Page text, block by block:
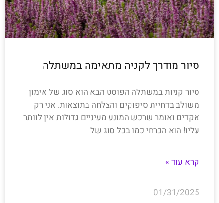
סיור מודרך לקניה מתאימה במשתלה
סיור קניות במשתלה הפוסט הבא הוא סוג של אימון
משולב בדחיית סיפוקים והצלחה בתוצאות. אני רק
אקדים ואומר שרכש המונע מעיניים גדולות אין לוותר
עליו! הוא הכרחי כמו בכל סוג של
קרא עוד »
01/31/2025